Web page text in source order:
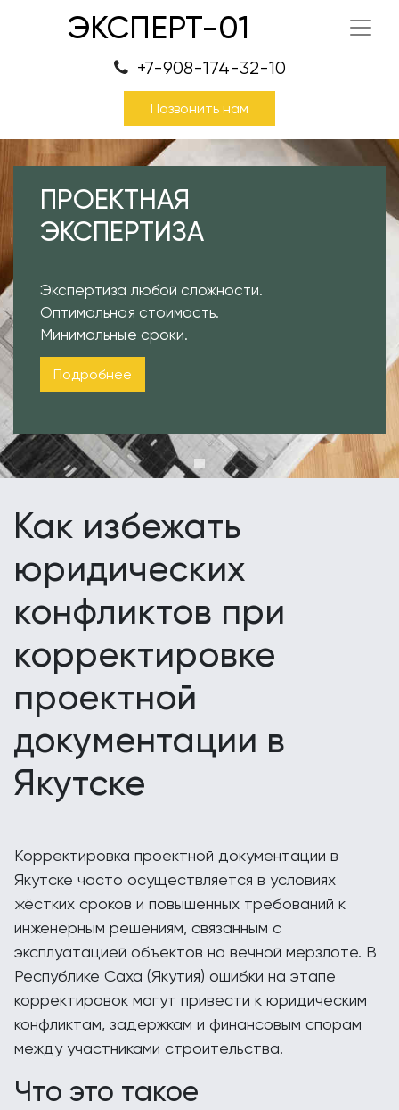
ЭКСПЕРТ-01
+7-908-174-32-10
Позвонить нам
ПРОЕКТНАЯ
ЭКСПЕРТИЗА
Экспертиза любой сложности.
Оптимальная стоимость.
Минимальные сроки.
Подробнее
Как избежать
юридических
конфликтов при
корректировке
проектной
документации в
Якутске
Корректировка проектной документации в
Якутске часто осуществляется в условиях
жёстких сроков и повышенных требований к
инженерным решениям, связанным с
эксплуатацией объектов на вечной мерзлоте. В
Республике Саха (Якутия) ошибки на этапе
корректировок могут привести к юридическим
конфликтам, задержкам и финансовым спорам
между участниками строительства.
Что это такое